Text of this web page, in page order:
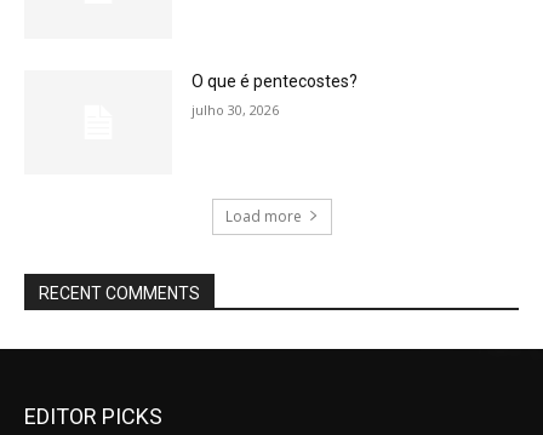
O que é pentecostes?
julho 30, 2026
Load more
RECENT COMMENTS
EDITOR PICKS